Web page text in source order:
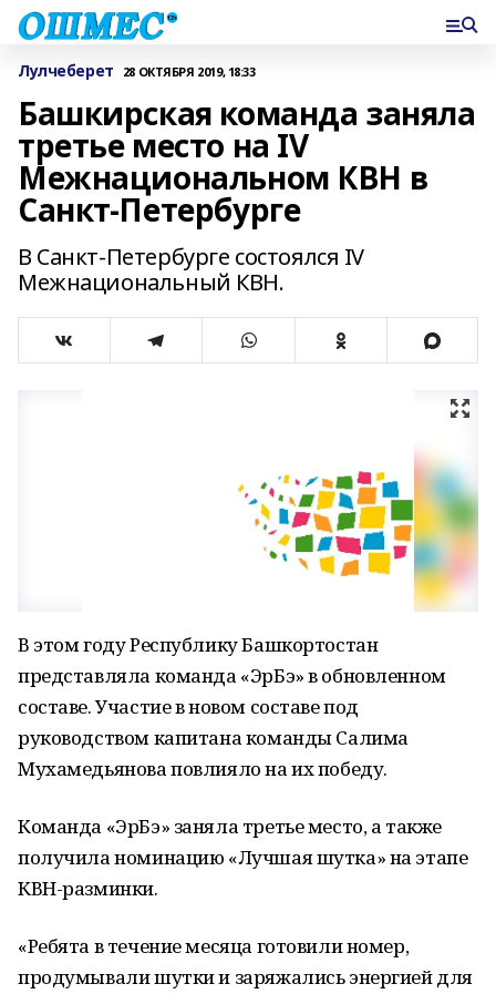
Лулчеберет 28 ОКТЯБРЯ 2019, 18:33
Башкирская команда заняла
третье место на IV
Межнациональном КВН в
Санкт-Петербурге
В Санкт-Петербурге состоялся IV
Межнациональный КВН.
В этом году Республику Башкортостан
представляла команда «ЭрБэ» в обновленном
составе. Участие в новом составе под
руководством капитана команды Салима
Мухамедьянова повлияло на их победу.
Команда «ЭрБэ» заняла третье место, а также
получила номинацию «Лучшая шутка» на этапе
КВН-разминки.
«Ребята в течение месяца готовили номер,
продумывали шутки и заряжались энергией для